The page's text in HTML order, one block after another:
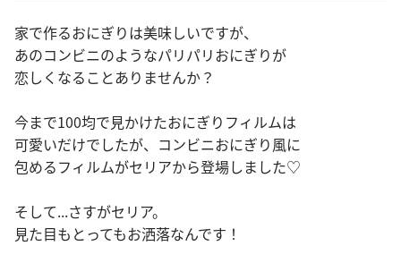
家で作るおにぎりは美味しいですが、
あのコンビニのようなパリパリおにぎりが
恋しくなることありませんか？
今まで100均で見かけたおにぎりフィルムは
可愛いだけでしたが、コンビニおにぎり風に
包めるフィルムがセリアから登場しました♡
そして...さすがセリア。
見た目もとってもお洒落なんです！